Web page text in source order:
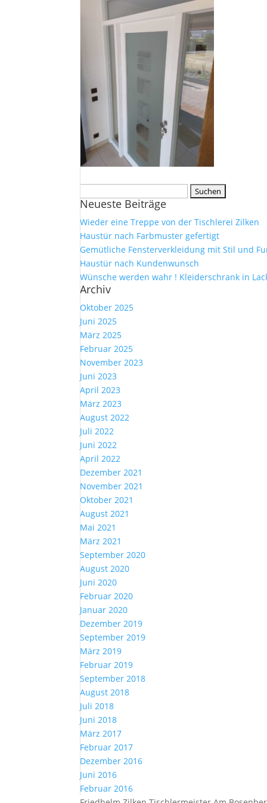
nach:
Neueste Beiträge
Wieder eine Treppe von der Tischlerei Zilken
Haustür nach Farbmuster gefertigt
Gemütliche Fensterverkleidung mit Stil und
Haustür nach Kundenwunsch
Wünsche werden wahr ! Kleiderschrank in
Archiv
Oktober 2025
Juni 2025
März 2025
Februar 2025
November 2023
Juni 2023
April 2023
März 2023
August 2022
Juli 2022
Juni 2022
April 2022
Dezember 2021
November 2021
Oktober 2021
August 2021
Mai 2021
März 2021
September 2020
August 2020
Juni 2020
Februar 2020
Januar 2020
Dezember 2019
September 2019
März 2019
Februar 2019
September 2018
August 2018
Juli 2018
Juni 2018
März 2017
Februar 2017
Dezember 2016
Juni 2016
Februar 2016